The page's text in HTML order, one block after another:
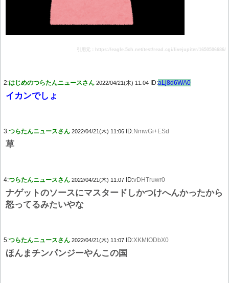
引用元：https://eagle.5ch.net/test/read.cgi/livejupiter/1650506686/
2:はじめのつらたんニュースさん 2022/04/21(木) 11:04 ID:aLj8d6WA0
イカンでしょ
3:つらたんニュースさん 2022/04/21(木) 11:06 ID:NmwGi+ESd
草
4:つらたんニュースさん 2022/04/21(木) 11:07 ID:vDHTruwr0
ナゲットのソースにマスタードしかつけへんかったから
怒ってるみたいやな
5:つらたんニュースさん 2022/04/21(木) 11:07 ID:XKMtODbX0
ほんまチンパンジーやんこの国